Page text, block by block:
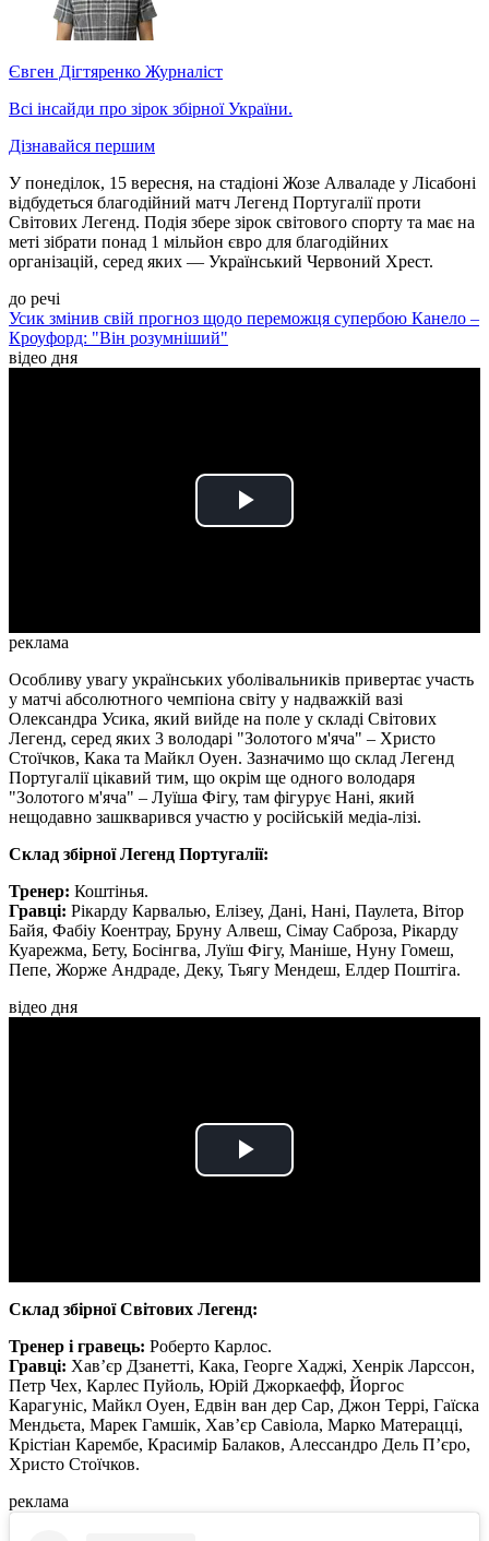
Євген Дігтяренко Журналіст
Всі інсайди про зірок збірної України.
Дізнавайся першим
У понеділок, 15 вересня, на стадіоні Жозе Алваладе у Лісабоні
відбудеться благодійний матч Легенд Португалії проти
Світових Легенд. Подія збере зірок світового спорту та має на
меті зібрати понад 1 мільйон євро для благодійних
організацій, серед яких — Український Червоний Хрест.
до речі
Усик змінив свій прогноз щодо переможця супербою Канело –
Кроуфорд: "Він розумніший"
відео дня
Play
реклама
Особливу увагу українських уболівальників привертає участь
у матчі абсолютного чемпіона світу у надважкій вазі
Олександра Усика, який вийде на поле у складі Світових
Легенд, серед яких 3 володарі "Золотого м'яча" – Христо
Стоїчков, Кака та Майкл Оуен. Зазначимо що склад Легенд
Португалії цікавий тим, що окрім ще одного володаря
"Золотого м'яча" – Луїша Фігу, там фігурує Нані, який
нещодавно зашкварився участю у російській медіа-лізі.
Склад збірної Легенд Португалії:
Тренер: Коштінья.
Гравці: Рікарду Карвалью, Елізеу, Дані, Нані, Паулета, Вітор
Байя, Фабіу Коентрау, Бруну Алвеш, Сімау Саброза, Рікарду
Куарежма, Бету, Босінгва, Луїш Фігу, Маніше, Нуну Гомеш,
Пепе, Жорже Андраде, Деку, Тьягу Мендеш, Елдер Поштіга.
відео дня
Play
Склад збірної Світових Легенд:
Тренер і гравець: Роберто Карлос.
Гравці: Хав’єр Дзанетті, Кака, Георге Хаджі, Хенрік Ларссон,
Петр Чех, Карлес Пуйоль, Юрій Джоркаефф, Йоргос
Карагуніс, Майкл Оуен, Едвін ван дер Сар, Джон Террі, Гаїска
Мендьєта, Марек Гамшік, Хав’єр Савіола, Марко Матерацці,
Крістіан Карембе, Красимір Балаков, Алессандро Дель П’єро,
Христо Стоїчков.
реклама